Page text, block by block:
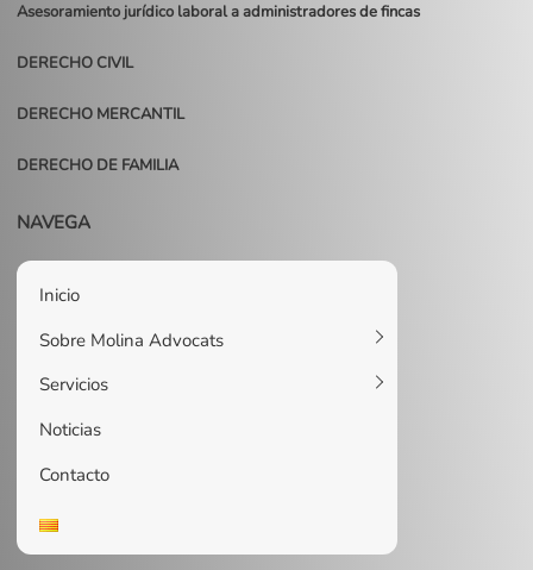
Asesoramiento jurídico laboral a administradores de fincas
DERECHO CIVIL
DERECHO MERCANTIL
DERECHO DE FAMILIA
NAVEGA
Inicio
Sobre Molina Advocats
Servicios
Noticias
Contacto